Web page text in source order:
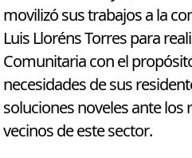
movilizó sus trabajos a la
Luis Lloréns Torres para
Comunitaria con el
necesidades de sus
soluciones noveles ante
vecinos de este sector.